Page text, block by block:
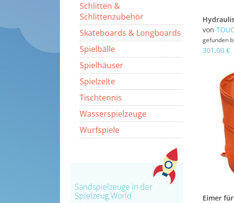
Schlitten &
Schlittenzubehör
Skateboards & Longboards
Spielbälle
Spielhäuser
Spielzelte
Tischtennis
Wasserspielzeuge
Wurfspiele
Sandspielzeuge in der
Spielzeug.World
von
gefunden
301,00 €